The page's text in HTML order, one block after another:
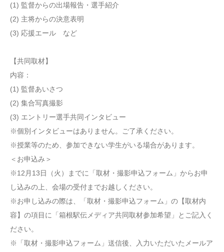
(1) 監督からの出場報告・選手紹介
(2) 主将からの決意表明
(3) 応援エール など
【共同取材】
内容：
(1) 監督あいさつ
(2) 集合写真撮影
(3) エントリー選手共同インタビュー
※個別インタビューはありません。ご了承ください。
※授業等のため、参加できない学生がいる場合があります。
＜お申込み＞
※12月13日（火）までに「取材・撮影申込フォーム」からお申
し込みの上、会場の受付までお越しください。
※お申し込みの際は、「取材・撮影申込フォーム」の【取材内
容】の項目に「箱根駅伝メディア共同取材参加希望」とご記入く
ださい。
※「取材・撮影申込フォーム」送信後、入力いただいたメールア